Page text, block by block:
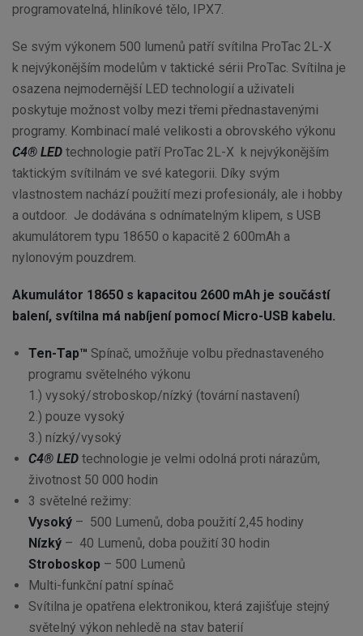
programovatelná, hliníkové tělo, IPX7.
Se svým výkonem 500 lumenů patří svítilna ProTac 2L-X
k nejvýkonějším modelům v taktické sérii ProTac. Svítilna je
osazena nejmodernější LED technologií a uživateli
poskytuje možnost volby mezi třemi přednastavenými
programy. Kombinací malé velikosti a obrovského výkonu
C4® LED technologie patří ProTac 2L-X k nejvýkonějším
taktickým svítilnám ve své kategorii. Díky svým
vlastnostem nachází použití mezi profesionály, ale i hobby
a outdoor. Je dodávána s odnímatelným klipem, s USB
akumulátorem typu 18650 o kapacitě 2 600mAh a
nylonovým pouzdrem.
Akumulátor 18650 s kapacitou 2600 mAh je součástí
balení, svítilna má nabíjení pomocí Micro-USB kabelu.
Ten-Tap™ Spínač, umožňuje volbu přednastaveného
programu světelného výkonu
1.) vysoký/stroboskop/nízký (tovární nastavení)
2.) pouze vysoký
3.) nízký/vysoký
C4® LED technologie je velmi odolná proti nárazům,
životnost 50 000 hodin
3 světelné režimy:
Vysoký – 500 Lumenů, doba použití 2,45 hodiny
Nízký – 40 Lumenů, doba použití 30 hodin
Stroboskop – 500 Lumenů
Multi-funkční patní spínač
Svítilna je opatřena elektronikou, která zajišťuje stejný
světelný výkon nehledě na stav baterií